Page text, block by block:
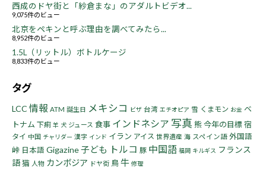
西成のドヤ街と「紗倉まな」のアダルトビデオ...
9,075件のビュー
北京をペキンと呼ぶ理由を調べてみたら...
8,952件のビュー
1.5L（リットル）ボトルケージ
8,833件のビュー
タグ
LCC 情報 ATM 誕生日 メキシコ ビザ 台湾 エチオピア 雪 くまモン お金 ベ
トナム 下痢 羊 犬 ジュース 食事 インドネシア 写真 熊今年の目標宿
タイ 中国 チャリダー 漢字 インド イラン アイス 世界遺産 海 スペイン語 外国語
峠 日本語 Gigazine子ども トルコ 豚 中国語 福岡 キルギス フランス
語猫 人物 カンボジア ドヤ街 鳥牛 修理